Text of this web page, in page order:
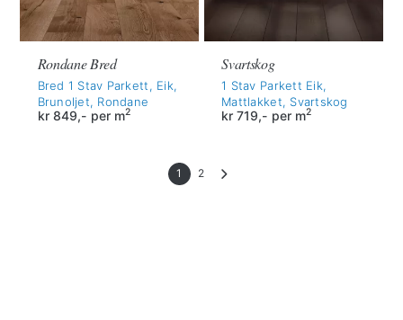
Rondane Bred
Bred 1 Stav Parkett, Eik,
Brunoljet, Rondane
kr849,- per m2
Svartskog
1 Stav Parkett Eik,
Mattlakket, Svartskog
kr 719,- per m2
1 2